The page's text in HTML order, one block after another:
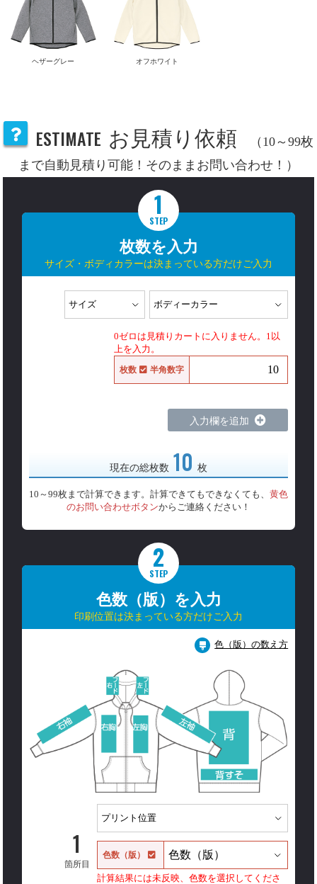
ヘザーグレー オフホワイト
ESTIMATE お見積り依頼
（10～99枚
まで自動見積り可能！そのままお問い合わせ！）
1
STEP
枚数を入力
サイズ・ボディカラーは決まっている方だけご入力
0ゼロは見積りカートに入りません。1以
上を入力。
枚数 半角数字
入力欄を追加
現在の総枚数 10 枚
10～99枚まで計算できます。計算できてもできなくても、 黄色
のお問い合わせボタンからご連絡ください！
2
STEP
色数（版）を入力
印刷位置は決まっている方だけご入力
色（版）の数え方
1
箇所目
色数（版）
計算結果には未反映、色数を選択してくださ